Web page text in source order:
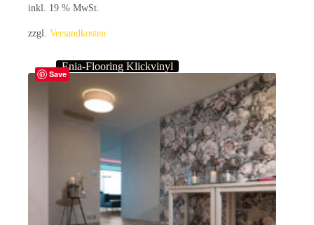
inkl. 19 % MwSt.
zzgl. Versandkosten
Save
Enia-Flooring Klickvinyl